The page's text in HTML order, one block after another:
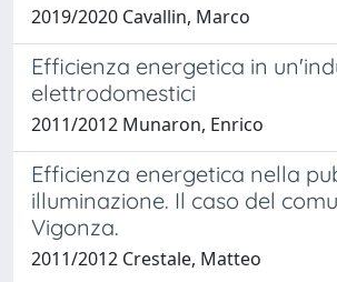
2019/2020 Cavallin, Marco
Efficienza energetica in
elettrodomestici
2011/2012 Munaron, Enrico
Efficienza energetica nella
illuminazione. Il caso del
Vigonza.
2011/2012 Crestale, Matteo